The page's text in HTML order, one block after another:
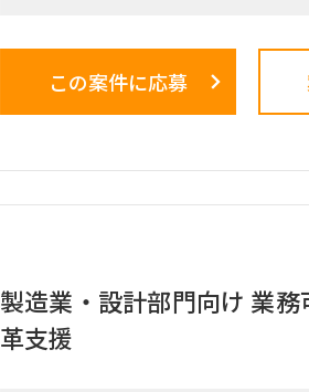
＜業務内容＞
計および進行管理。
・事業計画、ターゲット層の選定、
・週1回または隔週1回程度の定例ミ
よび進捗報告。
この案件に応募
製造業・設計部門向け 業
革支援